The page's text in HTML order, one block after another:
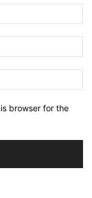
browser for the